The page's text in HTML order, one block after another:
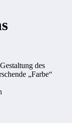
des
„Farbe“